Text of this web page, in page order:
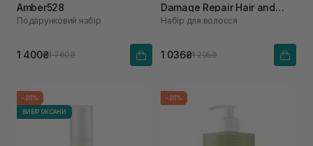
Amber528
Подарунковий набір
1 400₴1 760₴
Damage Repair Hair and
Brush Set
Набір для волосся
1 036₴1 295₴
-20%
ВИБІР ОКСАНИ
-20%